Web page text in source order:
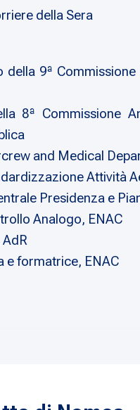
della Sera
della 9ª
8ª Commissione
and Medical
Attività
Presidenza e
Analogo, ENAC
e formatrice, ENAC